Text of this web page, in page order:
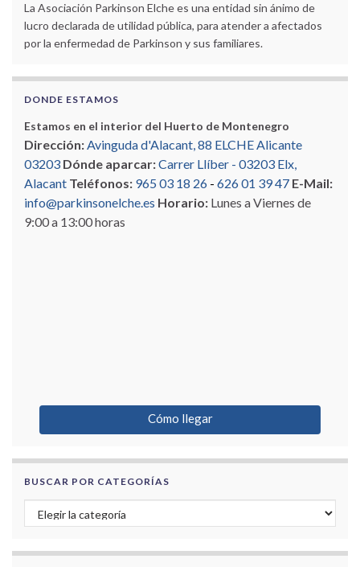
La Asociación Parkinson Elche es una entidad sin ánimo de
lucro declarada de utilidad pública, para atender a afectados
por la enfermedad de Parkinson y sus familiares.
DONDE ESTAMOS
Estamos en el interior del Huerto de Montenegro
Dirección:Avinguda d'Alacant, 88 ELCHE Alicante
03203 Dónde aparcar:Carrer Llíber - 03203 Elx,
Alacant Teléfonos: 965 03 18 26 - 626 01 39 47 E-Mail:
info@parkinsonelche.es Horario: Lunes a Viernes de
9:00 a 13:00 horas
Cómo llegar
BUSCAR POR CATEGORÍAS
Buscar por categorías